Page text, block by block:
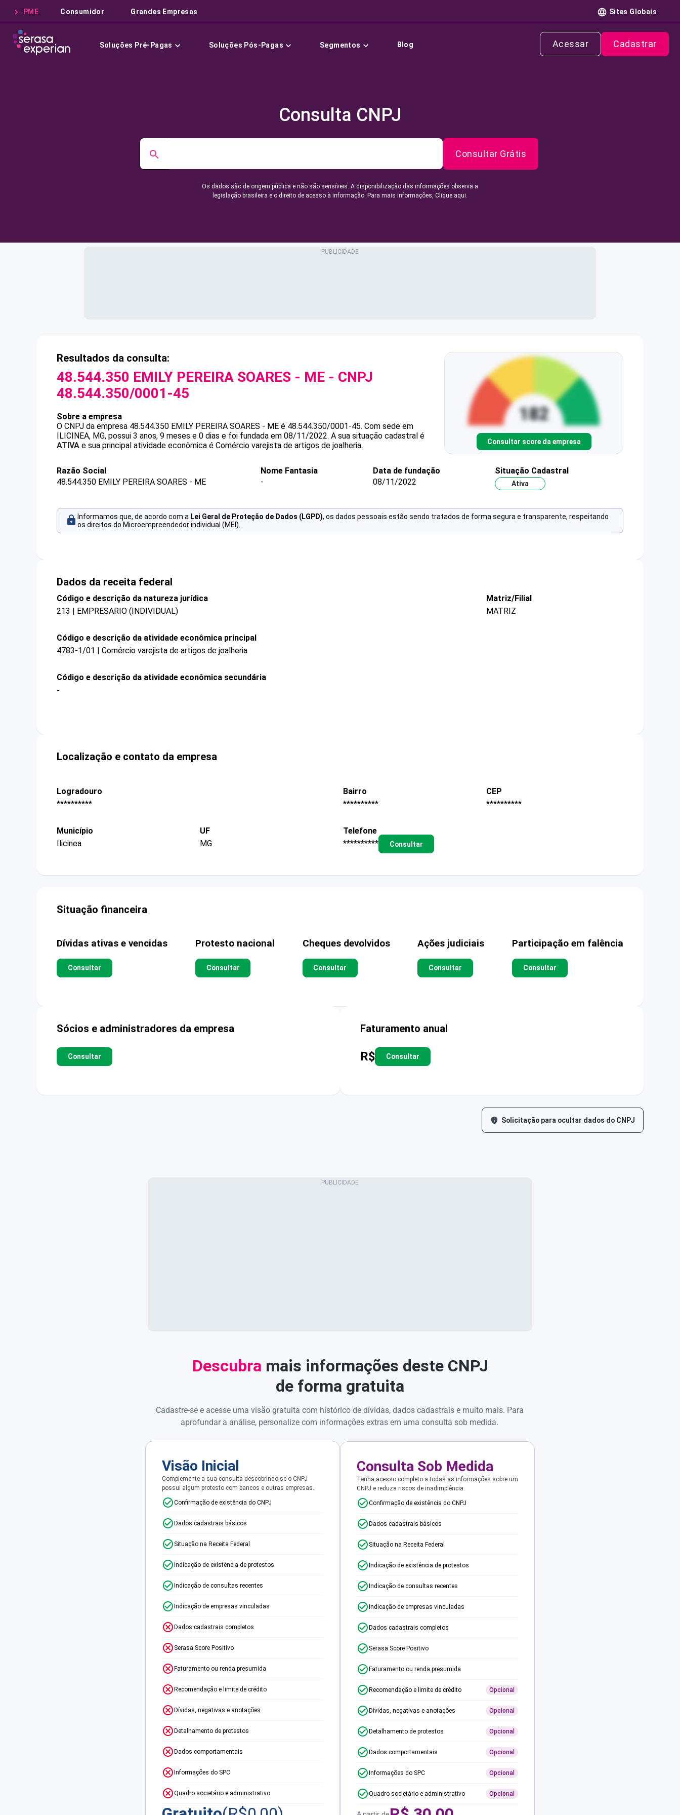
PME Consumidor Grandes Empresas Sites Globais
Soluções Pré-Pagas Soluções Pós-Pagas Segmentos Blog Acessar Cadastrar
Consulta CNPJ
Consultar Grátis
Os dados são de origem pública e não são sensíveis. A disponibilização das informações observa a
legislação brasileira e o direito de acesso à informação. Para mais informações, Clique aqui.
Resultados da consulta:
48.544.350 EMILY PEREIRA SOARES - ME - CNPJ
48.544.350/0001-45
Sobre a empresa
O CNPJ da empresa 48.544.350 EMILY PEREIRA SOARES - ME é 48.544.350/0001-45. Com sede em
ILICINEA, MG, possui 3 anos, 9 meses e 0 dias e foi fundada em 08/11/2022. A sua situação cadastral é
ATIVA e sua principal atividade econômica é Comércio varejista de artigos de joalheria. Consultar score da empresa
Razão Social
48.544.350 EMILY PEREIRA SOARES - ME
Nome Fantasia
-
Data de fundação
08/11/2022
Situação Cadastral
Ativa
Informamos que, de acordo com a Lei Geral de Proteção de Dados (LGPD), os dados pessoais estão sendo tratados de forma segura e transparente, respeitando
os direitos do Microempreendedor individual (MEI).
Dados da receita federal
Código e descrição da natureza jurídica
213 | EMPRESARIO (INDIVIDUAL)
Matriz/Filial
MATRIZ
Código e descrição da atividade econômica principal
4783-1/01 | Comércio varejista de artigos de joalheria
Código e descrição da atividade econômica secundária
-
Localização e contato da empresa
Logradouro
**********
Bairro
**********
CEP
**********
Município
Ilicinea
UF
MG
Telefone
**********
Consultar
Situação financeira
Dívidas ativas e vencidas
Consultar
Protesto nacional
Consultar
Cheques devolvidos
Consultar
Ações judiciais
Consultar
Participação em falência
Consultar
Sócios e administradores da empresa
Consultar
Faturamento anual
R$ Consultar
Solicitação para ocultar dados do CNPJ
Descubra mais informações deste CNPJ
de forma gratuita
Cadastre-se e acesse uma visão gratuita com histórico de dívidas, dados cadastrais e muito mais. Para
aprofundar a análise, personalize com informações extras em uma consulta sob medida.
Visão Inicial
Complemente a sua consulta descobrindo se o CNPJ
possui algum protesto com bancos e outras empresas.
Confirmação de existência do CNPJ
Dados cadastrais básicos
Situação na Receita Federal
Indicação de existência de protestos
Indicação de consultas recentes
Indicação de empresas vinculadas
Dados cadastrais completos
Serasa Score Positivo
Faturamento ou renda presumida
Recomendação e limite de crédito
Dívidas, negativas e anotações
Detalhamento de protestos
Dados comportamentais
Informações do SPC
Quadro societário e administrativo
Consulta Sob Medida
Tenha acesso completo a todas as informações sobre um
CNPJ e reduza riscos de inadimplência.
Confirmação de existência do CNPJ
Dados cadastrais básicos
Situação na Receita Federal
Indicação de existência de protestos
Indicação de consultas recentes
Indicação de empresas vinculadas
Dados cadastrais completos
Serasa Score Positivo
Faturamento ou renda presumida
Recomendação e limite de crédito Opcional
Dívidas, negativas e anotações Opcional
Detalhamento de protestos Opcional
Dados comportamentais Opcional
Informações do SPC Opcional
Quadro societário e administrativo Opcional